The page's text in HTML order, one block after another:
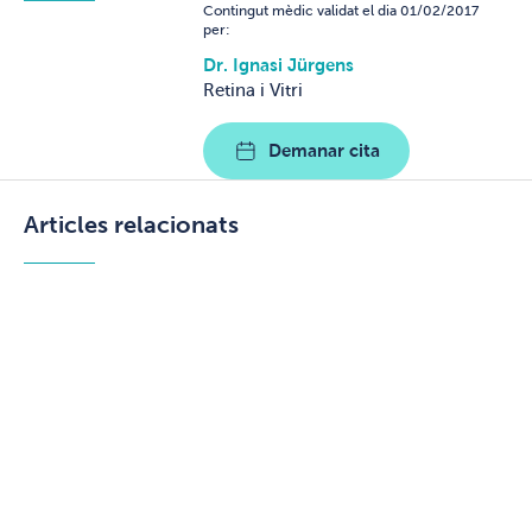
Contingut mèdic validat el dia 01/02/2017
per:
Dr. Ignasi Jürgens
Retina i Vitri
Demanar cita
Articles relacionats